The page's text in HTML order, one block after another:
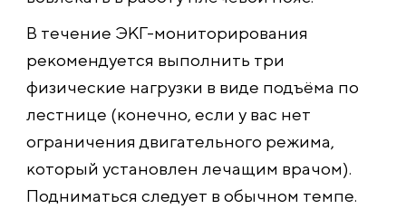
В течение ЭКГ-мониторирования
рекомендуется выполнить три
физические нагрузки в виде подъёма по
лестнице (конечно, если у вас нет
ограничения двигательного режима,
который установлен лечащим врачом).
Подниматься следует в обычном темпе.